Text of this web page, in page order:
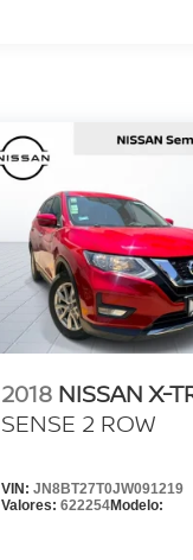
2018 NISSAN X-
SENSE 2 ROW
VIN:JN8BT27T0JW091219
Valores:622254Modelo: